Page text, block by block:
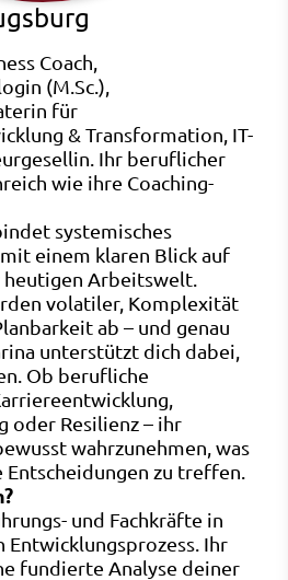
Coach,
(M.Sc.),
für
& Transformation, IT-
Ihr beruflicher
wie ihre Coaching-
systemisches
einem klaren Blick auf
heutigen Arbeitswelt.
volatiler, Komplexität
ab – und genau
unterstützt dich dabei,
Ob berufliche
oder Resilienz – ihr
wahrzunehmen, was
Entscheidungen zu treffen.
und Fachkräfte in
Ihr
fundierte Analyse deiner